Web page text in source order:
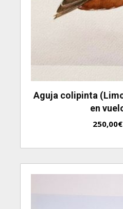
Aguja colipinta
en
250,00€